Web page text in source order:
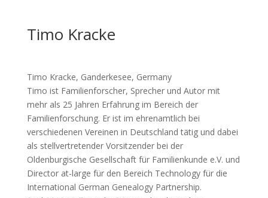
Timo Kracke
Timo Kracke, Ganderkesee, Germany
Timo ist Familienforscher, Sprecher und Autor mit
mehr als 25 Jahren Erfahrung im Bereich der
Familienforschung. Er ist im ehrenamtlich bei
verschiedenen Vereinen in Deutschland tätig und dabei
als stellvertretender Vorsitzender bei der
Oldenburgische Gesellschaft für Familienkunde e.V. und
Director at-large für den Bereich Technology für die
International German Genealogy Partnership.